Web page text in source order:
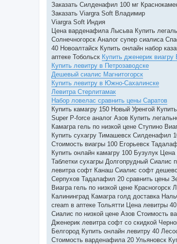
Заказать Силденафил 100 мг
Заказать Viargra Soft Владимир
Viargra Soft Индия
Цена варденафила Лысьва Купить
Солнечногорск Аналог супер сиалиса
40 Новоалтайск Купить онлайн набор
аптеке Тобольск Купить дженерик виагру
Купить левитру в Петрозаводске
Дешевый сиалис Магнитогорск
Купить левитру в Южно-Сахалинске
Левитра Стерлитамак
Набор ловелас сравнить цены Саратов
Купить камагру 150 Новый Уренгой
Super P-force аналог Азов Купить
Камагра гель по низкой цене Ступино
Купить сухагру Тимашевск Силденафил
Стоимость виагры 100 Егорьевск
Купить онлайн камагру 100 Бузулук
Таблетки сухагры Долгопрудный Сиалис
левитра софт Канаш Сиалис софт
Серпухов Тадалафил 20 сравнить цены
Виагра гель по низкой цене
Калининград Камагра голд доставка
cream в аптеке Тольятти Цена левитры
Сиалис по низкой цене Азов Стоимость
Дженерик левитра софт со скидкой
Белгород Купить онлайн левитру 40
Стоимость варденафила 20 Ульяновск